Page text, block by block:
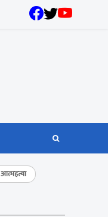
आत्महत्या